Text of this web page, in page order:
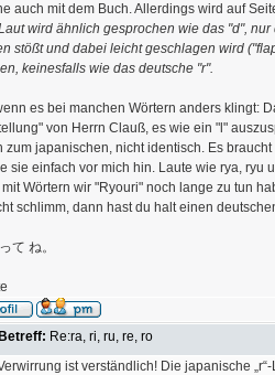
auch mit dem Buch. Allerdings wird auf
wird ähnlich gesprochen wie das "d",
stößt und dabei leicht geschlagen wird
keinesfalls wie das deutsche "r".
es bei manchen Wörtern anders klingt:
von Herrn Clauß, es wie ein "l"
zum japanischen, nicht identisch. Es
sie einfach vor mich hin. Laute wie rya, ryu
mit Wörtern wir "Ryouri" noch lange zu tun
schlimm, dann hast du halt einen
て ね。
Betreff: Re:ra, ri, ru, re, ro
ist verständlich! Die japanische